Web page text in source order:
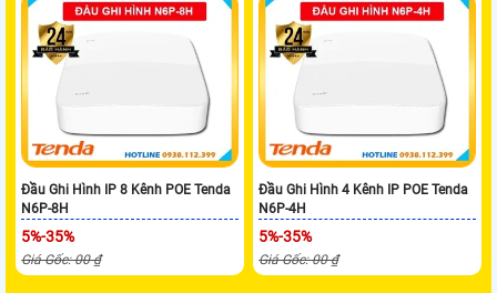
Đầu Ghi Hình IP 8 Kênh POE Tenda
N6P-8H
5%-35%
Giá Gốc: 00 ₫
Đầu Ghi Hình 4 Kênh IP POE Tenda
N6P-4H
5%-35%
Giá Gốc: 00 ₫